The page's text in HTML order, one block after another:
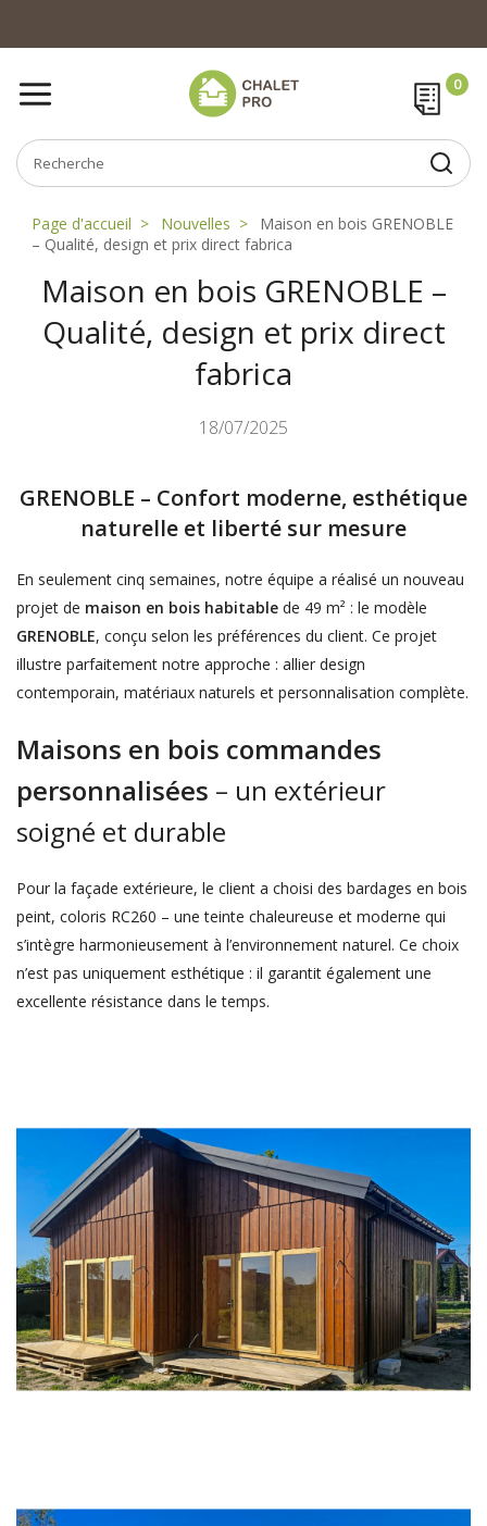
Page d'accueil Nouvelles
Maison en bois GRENOBLE
– Qualité, design et prix direct fabrica
Maison en bois GRENOBLE –
Qualité, design et prix direct
fabrica
18/07/2025
GRENOBLE – Confort moderne, esthétique
naturelle et liberté sur mesure
En seulement cinq semaines, notre équipe a réalisé un nouveau
projet de maison en bois habitablede 49 m² : le modèle
GRENOBLE, conçu selon les préférences du client. Ce projet
illustre parfaitement notre approche : allier design
contemporain, matériaux naturels et personnalisation complète.
Maisons en bois commandes
personnalisées – un extérieur
soigné et durable
Pour la façade extérieure, le client a choisi des bardages en bois
peint, coloris RC260 – une teinte chaleureuse et moderne qui
s’intègre harmonieusement à l’environnement naturel. Ce choix
n’est pas uniquement esthétique : il garantit également une
excellente résistance dans le temps.